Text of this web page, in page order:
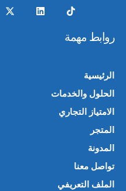
روابط مهمة
الرئيسية
الحلول والخدمات
الامتياز التجاري
المتجر
المدونة
تواصل معنا
الملف التعريفي